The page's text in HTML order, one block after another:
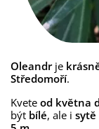
Oleandrje
Středomoří.
Kvete od května
být bílé, ale i sytě